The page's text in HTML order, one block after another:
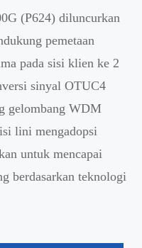
(P624) diluncurkan
pemetaan
pada sisi klien ke 2
sinyal OTUC4
gelombang WDM
lini mengadopsi
untuk mencapai
berdasarkan teknologi